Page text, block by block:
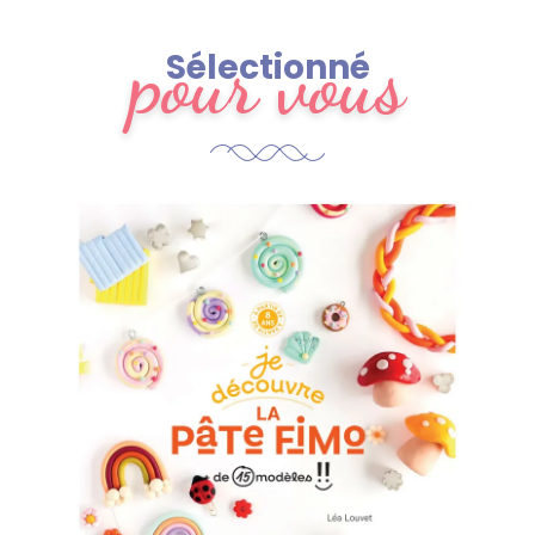
Sélectionné
pour vous